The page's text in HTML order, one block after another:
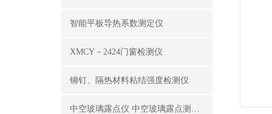
智能平板导热系数测定仪
XMCY－2424门窗检测仪
铆钉、隔热材料粘结强度检测仪
中空玻璃露点仪 中空玻璃露点测试仪器